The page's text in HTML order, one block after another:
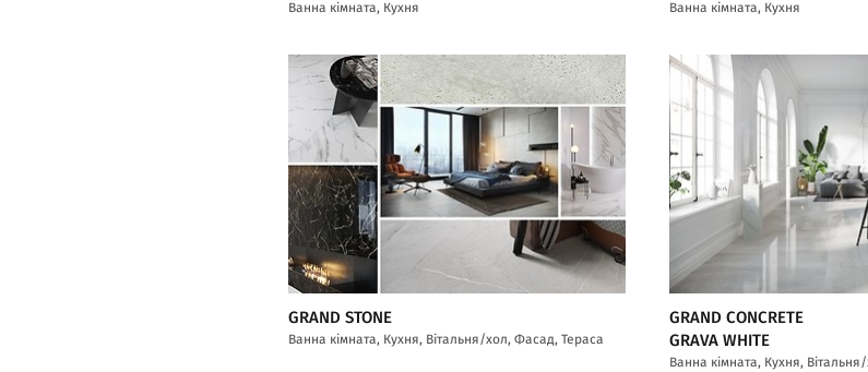
Ванна кімната, Кухня Ванна кімната, Кухня
GRAND STONE
Ванна кімната, Кухня, Вітальня/хол, Фасад, Тераса
GRAND CONCRETE
GRAVA WHITE
Ванна кімната, Кухня,